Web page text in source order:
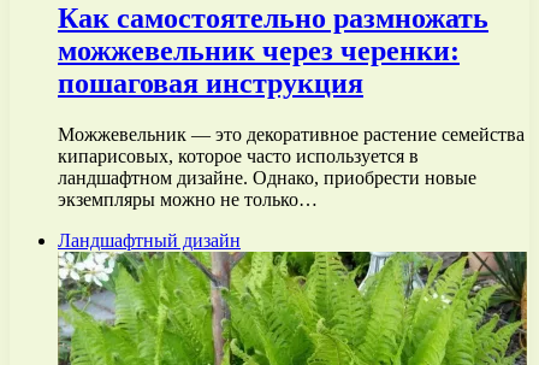
Как самостоятельно размножать
можжевельник через черенки:
пошаговая инструкция
Можжевельник — это декоративное растение семейства
кипарисовых, которое часто используется в
ландшафтном дизайне. Однако, приобрести новые
экземпляры можно не только…
Ландшафтный дизайн